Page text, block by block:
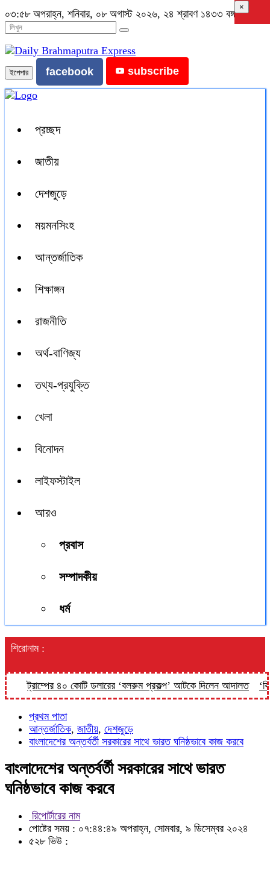
০৩:৫৮ অপরাহ্ন, শনিবার, ০৮ অগাস্ট ২০২৬, ২৪ শ্রাবণ ১৪৩৩ বঙ্গাব্দ
ইপেপার facebook subscribe
প্রচ্ছদ
জাতীয়
দেশজুড়ে
ময়মনসিংহ
আন্তর্জাতিক
শিক্ষাঙ্গন
রাজনীতি
অর্থ-বাণিজ্য
তথ্য-প্রযুক্তি
খেলা
বিনোদন
লাইফস্টাইল
আরও
প্রবাস
সম্পাদকীয়
ধর্ম
শিরোনাম :
ট্রাম্পের ৪০ কোটি ডলারের ‘বলরুম প্রকল্প’ আটকে দিলেন আদালত ‘কিসের
×
প্রথম পাতা
আন্তর্জাতিক, জাতীয়, দেশজুড়ে
বাংলাদেশের অন্তর্বর্তী সরকারের সাথে ভারত ঘনিষ্ঠভাবে কাজ করবে
বাংলাদেশের অন্তর্বর্তী সরকারের সাথে ভারত
ঘনিষ্ঠভাবে কাজ করবে
রিপোর্টারের নাম
পোষ্টের সময় : ০৭:৪৪:৪৯ অপরাহ্ন, সোমবার, ৯ ডিসেম্বর ২০২৪
৫২৮ ভিউ :